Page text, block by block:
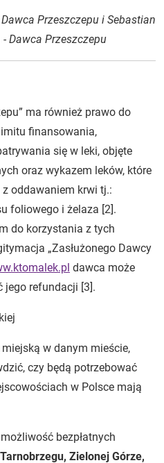
Przeszczepu i Sebastian
Dawca Przeszczepu
ma również prawo do
finansowania,
się w leki, objęte
oraz wykazem leków, które
oddawaniem krwi tj.:
foliowego i żelaza [2].
do korzystania z tych
„Zasłużonego Dawcy
dawca może
jego refundacji [3].
w danym mieście,
czy będą potrzebować
w Polsce mają
bezpłatnych
Zielonej Górze,